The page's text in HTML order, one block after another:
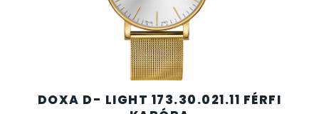
DOXA D- LIGHT 173.30.021.11 FÉRFI